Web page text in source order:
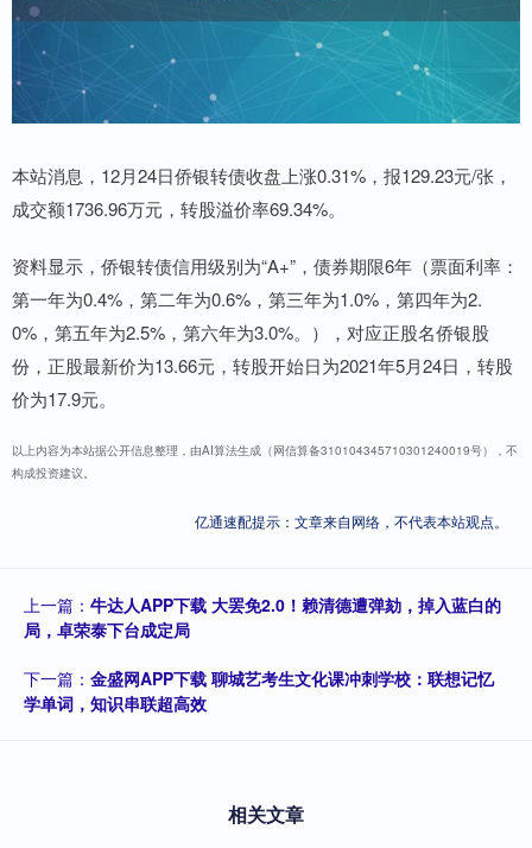
本站消息，12月24日侨银转债收盘上涨0.31%，报129.23元/张，
成交额1736.96万元，转股溢价率69.34%。
资料显示，侨银转债信用级别为“A+”，债券期限6年（票面利率：
第一年为0.4%，第二年为0.6%，第三年为1.0%，第四年为2.
0%，第五年为2.5%，第六年为3.0%。），对应正股名侨银股
份，正股最新价为13.66元，转股开始日为2021年5月24日，转股
价为17.9元。
以上内容为本站据公开信息整理，由AI算法生成（网信算备310104345710301240019号），不
构成投资建议。
亿通速配提示：文章来自网络，不代表本站观点。
上一篇： 牛达人APP下载 大罢免2.0！赖清德遭弹劾，掉入蓝白的
局，卓荣泰下台成定局
下一篇： 金盛网APP下载 聊城艺考生文化课冲刺学校：联想记忆
学单词，知识串联超高效
相关文章